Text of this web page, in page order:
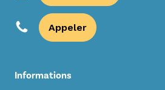
Appeler
Informations